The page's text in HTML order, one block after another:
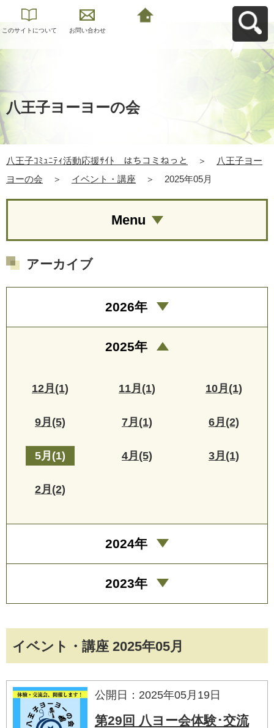
このサイトについて お問い合わせ
八王子ヨーヨーの会
八王子ｺﾐｭﾆﾃｨ活動応援ｻｲﾄ はちコミねっと ＞
八王子ヨー
ヨーの会
＞ イベント・講座 ＞ 2025年05月
イベント・講座 2025年05月
公開日：2025年05月19日
第29回 八ヨー会体験･交流
Menu
アーカイブ
2026年
2025年
12月(1) 11月(1) 10月(1)
9月(5) 7月(1) 6月(2)
5月(1) 4月(5) 3月(1)
2月(2)
2024年
2023年